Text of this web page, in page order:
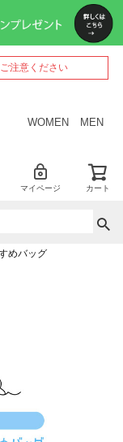
注意ください
WOMEN MEN
マイページ カート
めバッグ